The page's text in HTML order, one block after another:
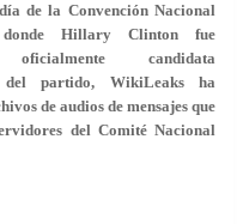
de la Convención Nacional
donde Hillary Clinton fue
oficialmente candidata
del partido, WikiLeaks ha
de audios de mensajes que
del Comité Nacional